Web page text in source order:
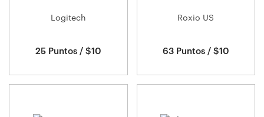
Logitech
25 Puntos / $10
Roxio US
63 Puntos / $10